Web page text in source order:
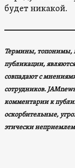
будет никакой.
Термины, топонимы,
публикации,
совпадают с
сотрудников.
комментарии к
оскорбительные,
этически